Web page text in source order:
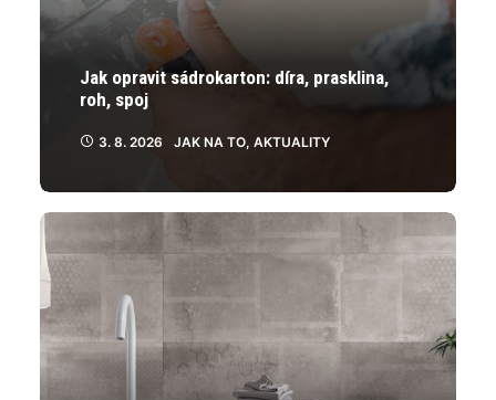
Jak opravit sádrokarton: díra, prasklina,
roh, spoj
3. 8. 2026 JAK NA TO, AKTUALITY